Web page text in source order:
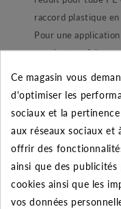
raccord plastique
Pour une
convient
encore d’arrosage
conception le
lubrifié pour une
retrouvons une
le perdre lors du
Une bague de
maintenir le tube.
ergonomique qui à
Ce magasin vous
d'optimiser les
sociaux et la
aux réseaux sociaux
offrir des
ainsi que des publicités
cookies ainsi que les
vos données